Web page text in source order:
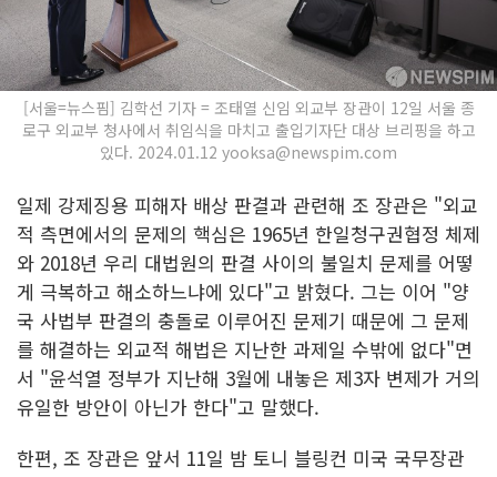
[서울=뉴스핌] 김학선 기자 = 조태열 신임 외교부 장관이 12일 서울 종
로구 외교부 청사에서 취임식을 마치고 출입기자단 대상 브리핑을 하고
있다. 2024.01.12 yooksa@newspim.com
일제 강제징용 피해자 배상 판결과 관련해 조 장관은 "외교
적 측면에서의 문제의 핵심은 1965년 한일청구권협정 체제
와 2018년 우리 대법원의 판결 사이의 불일치 문제를 어떻
게 극복하고 해소하느냐에 있다"고 밝혔다. 그는 이어 "양
국 사법부 판결의 충돌로 이루어진 문제기 때문에 그 문제
를 해결하는 외교적 해법은 지난한 과제일 수밖에 없다"면
서 "윤석열 정부가 지난해 3월에 내놓은 제3자 변제가 거의
유일한 방안이 아닌가 한다"고 말했다.
한편, 조 장관은 앞서 11일 밤 토니 블링컨 미국 국무장관